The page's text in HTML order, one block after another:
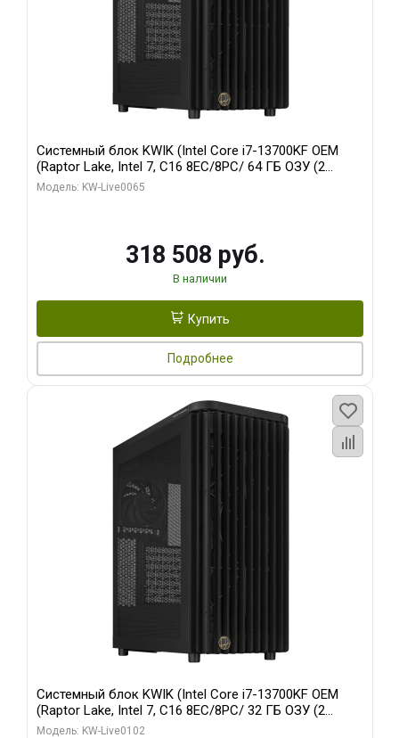
Системный блок KWIK (Intel Core i7-13700KF OEM
(Raptor Lake, Intel 7, C16 8EC/8PC/ 64 ГБ ОЗУ (2
модуля)/ ASUS RTX5080 PROART OC 16GB GDDR7
Модель: KW-Live0065
318 508 руб.
В наличии
Купить
Подробнее
Системный блок KWIK (Intel Core i7-13700KF OEM
(Raptor Lake, Intel 7, C16 8EC/8PC/ 32 ГБ ОЗУ (2
модуля)/ Afox RTX4090 24GB GDDR6X 384-Bit 3xDP
Модель: KW-Live0102